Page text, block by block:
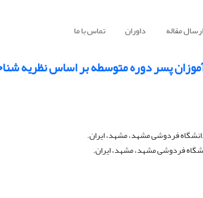
ارسال مقاله داوران تماس با ما
پسر دوره متوسطه بر اساس نظریه
فردوشی مشهد، مشهد، ایران.
فردوشی مشهد، مشهد، ایران.